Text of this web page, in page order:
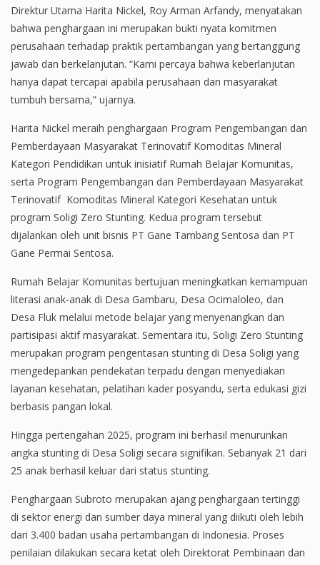
Direktur Utama Harita Nickel, Roy Arman Arfandy, menyatakan
bahwa penghargaan ini merupakan bukti nyata komitmen
perusahaan terhadap praktik pertambangan yang bertanggung
jawab dan berkelanjutan. “Kami percaya bahwa keberlanjutan
hanya dapat tercapai apabila perusahaan dan masyarakat
tumbuh bersama,” ujarnya.
Harita Nickel meraih penghargaan Program Pengembangan dan
Pemberdayaan Masyarakat Terinovatif Komoditas Mineral
Kategori Pendidikan untuk inisiatif Rumah Belajar Komunitas,
serta Program Pengembangan dan Pemberdayaan Masyarakat
Terinovatif Komoditas Mineral Kategori Kesehatan untuk
program Soligi Zero Stunting. Kedua program tersebut
dijalankan oleh unit bisnis PT Gane Tambang Sentosa dan PT
Gane Permai Sentosa.
Rumah Belajar Komunitas bertujuan meningkatkan kemampuan
literasi anak-anak di Desa Gambaru, Desa Ocimaloleo, dan
Desa Fluk melalui metode belajar yang menyenangkan dan
partisipasi aktif masyarakat. Sementara itu, Soligi Zero Stunting
merupakan program pengentasan stunting di Desa Soligi yang
mengedepankan pendekatan terpadu dengan menyediakan
layanan kesehatan, pelatihan kader posyandu, serta edukasi gizi
berbasis pangan lokal.
Hingga pertengahan 2025, program ini berhasil menurunkan
angka stunting di Desa Soligi secara signifikan. Sebanyak 21 dari
25 anak berhasil keluar dari status stunting.
Penghargaan Subroto merupakan ajang penghargaan tertinggi
di sektor energi dan sumber daya mineral yang diikuti oleh lebih
dari 3.400 badan usaha pertambangan di Indonesia. Proses
penilaian dilakukan secara ketat oleh Direktorat Pembinaan dan